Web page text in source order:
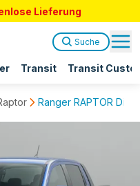
Lieferung
Transit Transit
Suche
Ranger RAPTOR